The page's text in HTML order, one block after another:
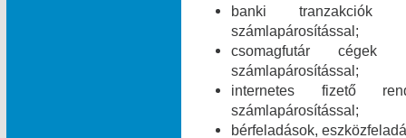
banki tranzakciók
számlapárosítással;
csomagfutár cégek
számlapárosítással;
internetes fizető
számlapárosítással;
bérfeladások,